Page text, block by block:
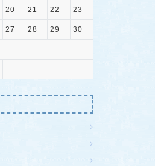
20 21 22 23
27 28 29 30